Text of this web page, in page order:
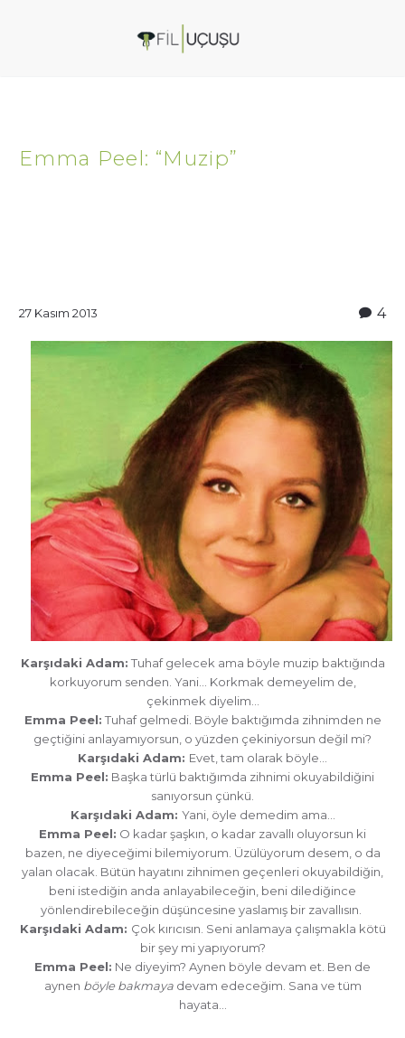
Emma Peel: “Muzip”
4
27 Kasım 2013
Karşıdaki Adam: Tuhaf gelecek ama böyle muzip baktığında
korkuyorum senden. Yani… Korkmak demeyelim de,
çekinmek diyelim…
Emma Peel: Tuhaf gelmedi. Böyle baktığımda zihnimden ne
geçtiğini anlayamıyorsun, o yüzden çekiniyorsun değil mi?
Karşıdaki Adam: Evet, tam olarak böyle…
Emma Peel: Başka türlü baktığımda zihnimi okuyabildiğini
sanıyorsun çünkü.
Karşıdaki Adam: Yani, öyle demedim ama…
Emma Peel: O kadar şaşkın, o kadar zavallı oluyorsun ki
bazen, ne diyeceğimi bilemiyorum. Üzülüyorum desem, o da
yalan olacak. Bütün hayatını zihnimen geçenleri okuyabildiğin,
beni istediğin anda anlayabileceğin, beni dilediğince
yönlendirebileceğin düşüncesine yaslamış bir zavallısın.
Karşıdaki Adam: Çok kırıcısın. Seni anlamaya çalışmakla kötü
bir şey mi yapıyorum?
Emma Peel: Ne diyeyim? Aynen böyle devam et. Ben de
aynen böyle bakmayadevam edeceğim. Sana ve tüm
hayata…